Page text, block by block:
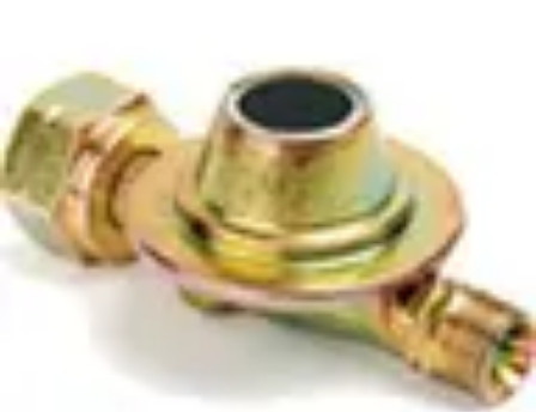
Conseils Pratiques
Conseils Jardinage